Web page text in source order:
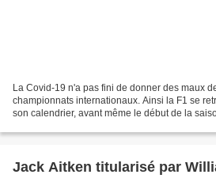
La Covid-19 n'a pas fini de donner des maux
championnats internationaux. Ainsi la F1 se
son calendrier, avant même le début de la
Jack Aitken titularisé par